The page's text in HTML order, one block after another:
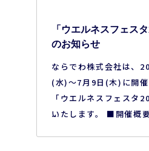
「ウエルネスフェス
のお知らせ
ならでわ株式会社は、
(水)～7月9日(木)に開催
「ウエルネスフェスタ
いたします。 ■開催概